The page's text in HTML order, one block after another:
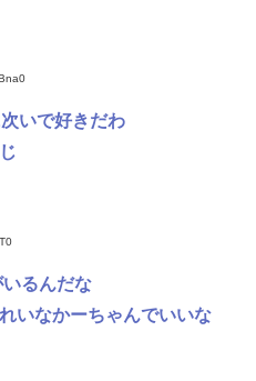
いで好きだわ
るんだな
いなかーちゃんでいいな